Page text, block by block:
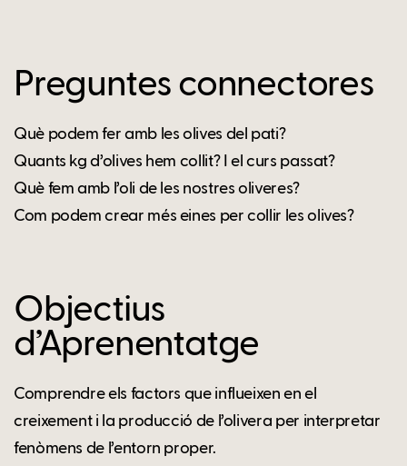
Preguntes connectores
Què podem fer amb les olives del pati?
Quants kg d’olives hem collit? I el curs passat?
Què fem amb l’oli de les nostres oliveres?
Com podem crear més eines per collir les olives?
Objectius
d’Aprenentatge
Comprendre els factors que influeixen en el
creixement i la producció de l’olivera per interpretar
fenòmens de l’entorn proper.